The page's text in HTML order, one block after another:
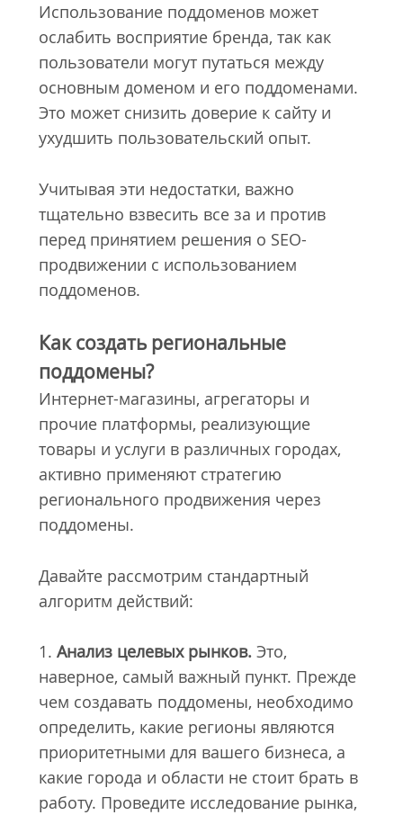
Использование поддоменов может
ослабить восприятие бренда, так как
пользователи могут путаться между
основным доменом и его поддоменами.
Это может снизить доверие к сайту и
ухудшить пользовательский опыт.
Учитывая эти недостатки, важно
тщательно взвесить все за и против
перед принятием решения о SEO-
продвижении с использованием
поддоменов.
Как создать региональные
поддомены?
Интернет-магазины, агрегаторы и
прочие платформы, реализующие
товары и услуги в различных городах,
активно применяют стратегию
регионального продвижения через
поддомены.
Давайте рассмотрим стандартный
алгоритм действий:
1. Анализ целевых рынков.Это,
наверное, самый важный пункт. Прежде
чем создавать поддомены, необходимо
определить, какие регионы являются
приоритетными для вашего бизнеса, а
какие города и области не стоит брать в
работу. Проведите исследование рынка,